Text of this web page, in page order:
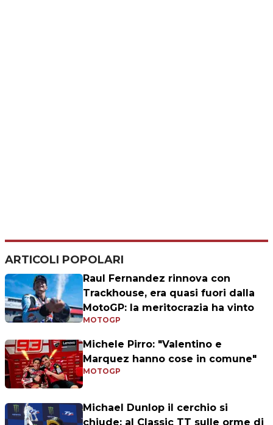
ARTICOLI POPOLARI
Raul Fernandez rinnova con
Trackhouse, era quasi fuori dalla
MotoGP: la meritocrazia ha vinto
MOTOGP
Michele Pirro: "Valentino e
Marquez hanno cose in comune"
MOTOGP
Michael Dunlop il cerchio si
chiude: al Classic TT sulle orme di